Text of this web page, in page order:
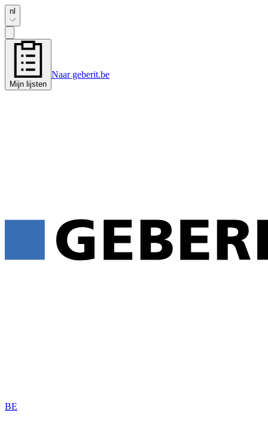
nl
Mijn lijsten
Naar geberit.be
BE